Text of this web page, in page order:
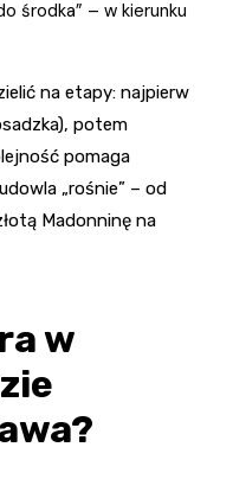
środka” – w kierunku
na etapy: najpierw
potem
pomaga
„rośnie” – od
Madonninę na
w